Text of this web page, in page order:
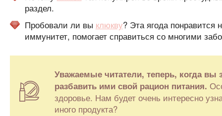
раздел.
Пробовали ли вы клюкву? Эта ягода понравится
иммунитет, помогает справиться со многими
Уважаемые читатели, теперь, когда
разбавить ими свой рацион питания.
здоровье. Нам будет очень интересно
иного продукта?